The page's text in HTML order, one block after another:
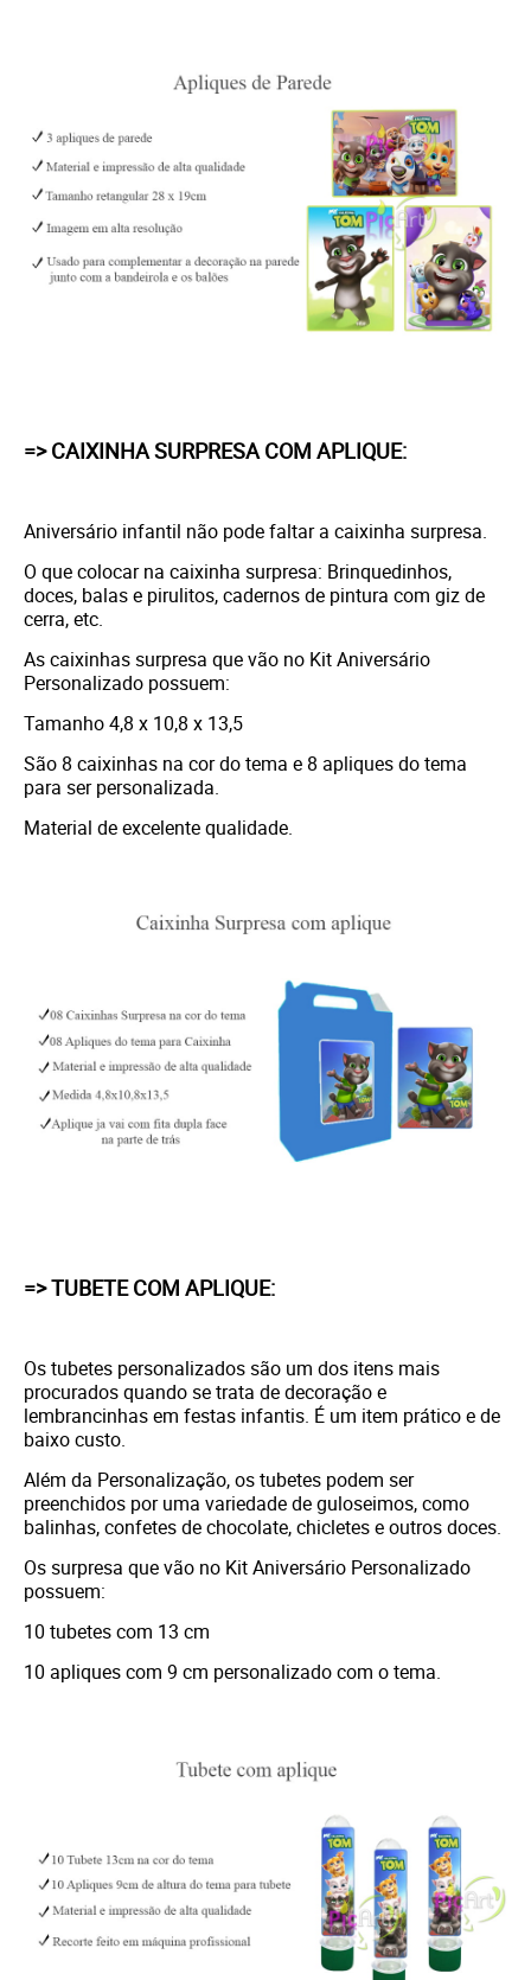
=> CAIXINHA SURPRESA COM APLIQUE:
Aniversário infantil não pode faltar a caixinha surpresa.
O que colocar na caixinha surpresa: Brinquedinhos,
doces, balas e pirulitos, cadernos de pintura com giz de
cerra, etc.
As caixinhas surpresa que vão no Kit Aniversário
Personalizado possuem:
Tamanho 4,8 x 10,8 x 13,5
São 8 caixinhas na cor do tema e 8 apliques do tema
para ser personalizada.
Material de excelente qualidade.
=> TUBETE COM APLIQUE:
Os tubetes personalizados são um dos itens mais
procurados quando se trata de decoração e
lembrancinhas em festas infantis. É um item prático e de
baixo custo.
Além da Personalização, os tubetes podem ser
preenchidos por uma variedade de guloseimos, como
balinhas, confetes de chocolate, chicletes e outros doces.
Os surpresa que vão no Kit Aniversário Personalizado
possuem:
10 tubetes com 13 cm
10 apliques com 9 cm personalizado com o tema.